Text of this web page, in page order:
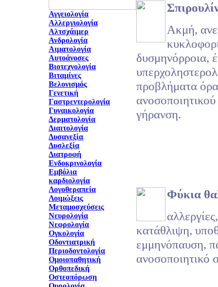
Αγγειολογία
Αλλεργιολογία
Αλτσχάιμερ
Ανδρολογία
Αιματολογία
Αυτοάνοσες
Βιοτεχνολογία
Βιταμίνες
Βελονισμός
Γενετική
Γαστρεντερολογία
Γυναικολογία
Δερματολογία
Διαιτολογία
Δυσανεξία
Δυσλεξία
Διατροφή
Ενδοκρινολογία
Εμβόλια
καρδιολογία
Λογοθεραπεία
Λοιμώξεις
Μεταμοσχεύσεις
Νευρολογία
Νεφρολογία
Ογκολογία
Οδοντιατρική
Περιοδοντολογία
Ομοιοπαθητική
Ορθοπεδική
Οστεοπόρωση
Ακμή,
δυσμηνόρροια,
προβλήματα
γήρανση.
Φύκια
κατάθλιψη,
εμμηνόπαυση,
ανοσοποιητικό